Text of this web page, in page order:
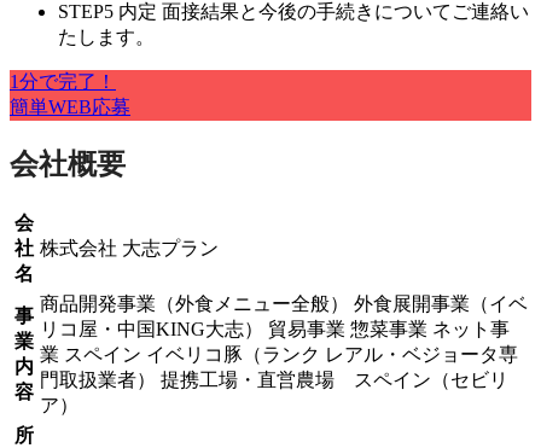
STEP5 内定 面接結果と今後の手続きについてご連絡い
たします。
1分で完了！
簡単WEB応募
会社概要
会
社
名
株式会社 大志プラン
事
業
内
容
商品開発事業（外食メニュー全般） 外食展開事業（イベ
リコ屋・中国KING大志） 貿易事業 惣菜事業 ネット事
業 スペイン イベリコ豚（ランク レアル・ベジョータ専
門取扱業者） 提携工場・直営農場 スペイン（セビリ
ア）
所